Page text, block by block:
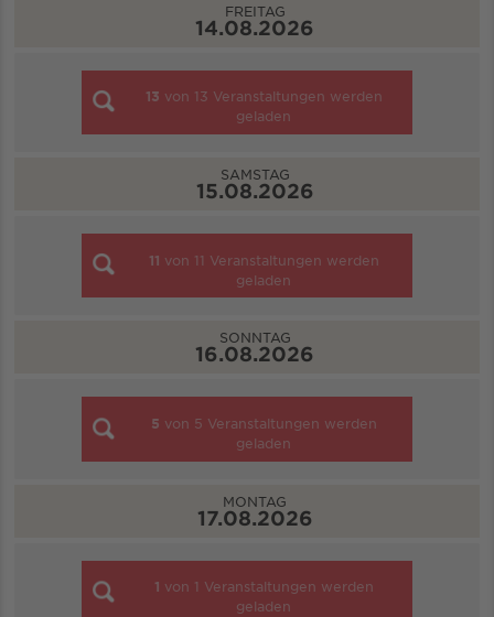
FREITAG
14.08.2026
13 von 13 Veranstaltungen werden
geladen
SAMSTAG
15.08.2026
11 von 11 Veranstaltungen werden
geladen
SONNTAG
16.08.2026
5 von 5 Veranstaltungen werden
geladen
MONTAG
17.08.2026
1 von 1 Veranstaltungen werden
geladen